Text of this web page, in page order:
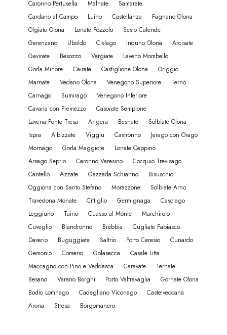
Caronno Pertusella
Malnate
Samarate
Cardano al Campo
Luino Castellanza
Fagnano Olona
Olgiate Olona
Lonate Pozzolo
Sesto Calende
Gerenzano
Uboldo Cislago Induno Olona
Arcisate
Gavirate
Besozzo Vergiate
Laveno Mombello
Gorla Minore
Cairate Castiglione Olona
Origgio
Marnate
Vedano Olona Venegono Superiore
Ferno
Carnago
Sumirago
Venegono Inferiore
Cavaria con Premezzo
Casorate Sempione
Lavena Ponte Tresa
Angera Besnate
Solbiate Olona
Ispra
Albizzate Viggiu Castronno
Jerago con Orago
Mornago
Gorla Maggiore
Lonate Ceppino
Arsago Seprio
Caronno Varesino
Cocquio Trevisago
Cantello
Azzate Gazzada Schianno
Bisuschio
Oggiona con Santo Stefano
Morazzone
Solbiate Arno
Travedona Monate
Cittiglio Germignaga
Casciago
Leggiuno
Taino Cuasso al Monte
Marchirolo
Cuveglio
Biandronno Brebbia
Cugliate Fabiasco
Daverio
Buguggiate Saltrio Porto Ceresio
Cunardo
Gemonio
Comerio Golasecca
Casale Litta
Maccagno con Pino e Veddasca
Caravate
Ternate
Besano
Varano Borghi Porto Valtravaglia
Gornate Olona
Bodio Lomnago
Cadegliano Viconago
Castelveccana
Arona
Stresa Borgomanero